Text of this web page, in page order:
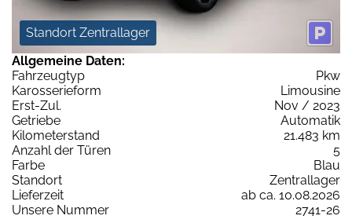
Standort Zentrallager
Allgemeine Daten:
Fahrzeugtyp
Pkw
Karosserieform
Limousine
Erst-Zul.
Nov / 2023
Getriebe
Automatik
Kilometerstand
21.483 km
Anzahl der Türen
5
Farbe
Blau
Standort
Zentrallager
Lieferzeit
ab ca. 10.08.2026
Unsere Nummer
2741-26